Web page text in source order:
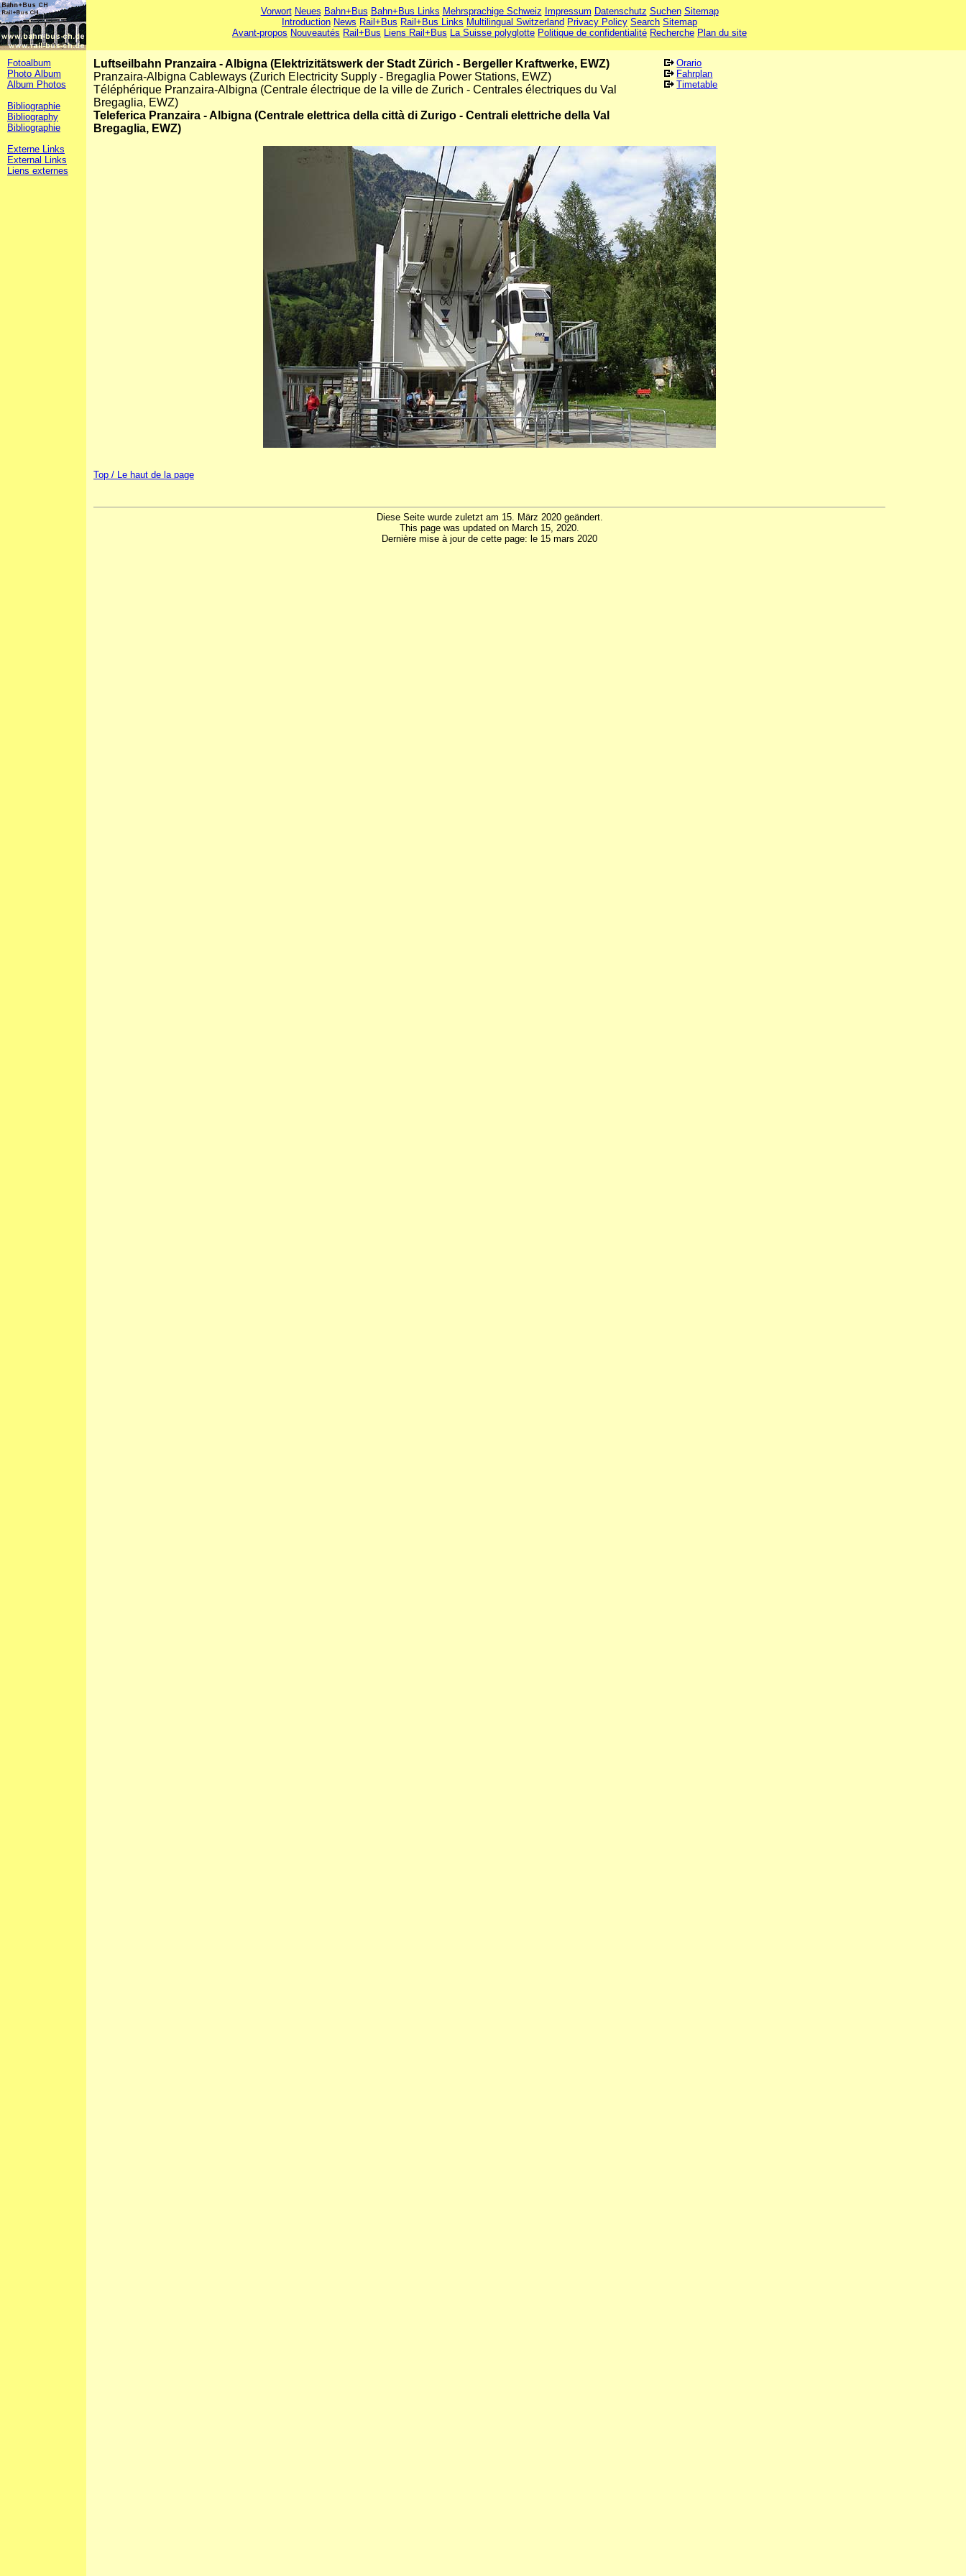
Vorwort Neues Bahn+Bus Bahn+Bus Links Mehrsprachige Schweiz Impressum Datenschutz Suchen Sitemap
Introduction News Rail+Bus Rail+Bus Links Multilingual Switzerland Privacy Policy Search Sitemap
Avant-propos Nouveautés Rail+Bus Liens Rail+Bus La Suisse polyglotte Politique de confidentialité Recherche Plan du site
Fotoalbum
Photo Album
Album Photos
Bibliographie
Bibliography
Bibliographie
Externe Links
External Links
Liens externes
Luftseilbahn Pranzaira - Albigna (Elektrizitätswerk der Stadt Zürich - Bergeller Kraftwerke, EWZ)
Pranzaira-Albigna Cableways (Zurich Electricity Supply - Bregaglia Power Stations, EWZ)
Téléphérique Pranzaira-Albigna (Centrale électrique de la ville de Zurich - Centrales électriques du Val
Bregaglia, EWZ)
Teleferica Pranzaira - Albigna (Centrale elettrica della città di Zurigo - Centrali elettriche della Val
Bregaglia, EWZ)
Orario
Fahrplan
Timetable
Top / Le haut de la page
Diese Seite wurde zuletzt am 15. März 2020 geändert.
This page was updated on March 15, 2020.
Dernière mise à jour de cette page: le 15 mars 2020